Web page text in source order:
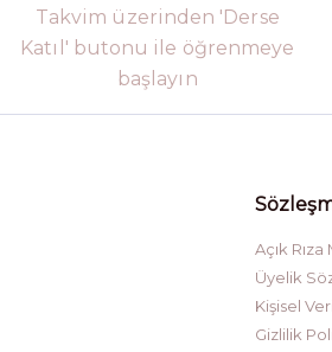
Takvim üzerinden 'Derse
Katıl' butonu ile öğrenmeye
başlayın
Açık
Üyelik
Kişisel
Gizlilik